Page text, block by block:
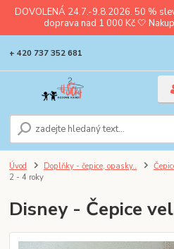
DOVOLENÁ 24.7.-9.8.2026. 50 %
doprava nad 1 000 Kč 🤍
+ 420 737 352 681
Úvod Doplňky - čepice, opasky..
2 - 4 roky
Disney - Čepice